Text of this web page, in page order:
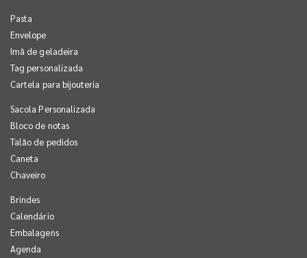
Pasta
Envelope
Imã de geladeira
Tag personalizada
Cartela para bijouteria
Sacola Personalizada
Bloco de notas
Talão de pedidos
Caneta
Chaveiro
Brindes
Calendário
Embalagens
Agenda